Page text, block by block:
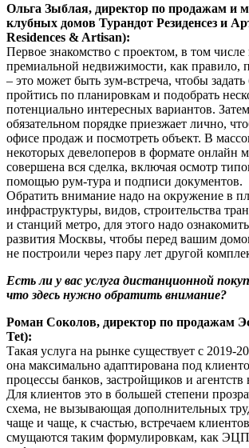
Ольга Зыблая, директор по продажам и
клубных домов Турандот Резиденсез и
Residences & Artisan):
Первое знакомство с проектом, в том числе
премиальной недвижимости, как правило,
– это может быть зум-встреча, чтобы
пройтись по планировкам и подобрать
потенциально интересных вариантов.
обязательном порядке приезжает лично,
офисе продаж и посмотреть объект. В
некоторых девелоперов в формате онлайн
совершена вся сделка, включая осмотр
помощью рум-тура и подписи документов.
Обратить внимание надо на окружение в
инфраструктуры, видов, строительства
и станций метро, для этого надо
развития Москвы, чтобы перед вашим
не построили через пару лет другой
Есть ли у вас услуга дистанционной
что здесь нужно обратить внимание?
Роман Соколов, директор по продажам
Tet):
Такая услуга на рынке существует с 2019-
она максимально адаптирована под
процессы банков, застройщиков и
Для клиентов это в большей степени
схема, не вызывающая дополнительных
чаще и чаще, к счастью, встречаем
смущаются таким формулировкам, как